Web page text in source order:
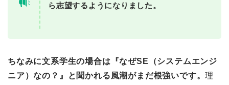
ら志望するようになりました。
ちなみに文系学生の場合は『なぜSE（システムエンジ
ニア）なの？』と聞かれる風潮がまだ根強いです。理